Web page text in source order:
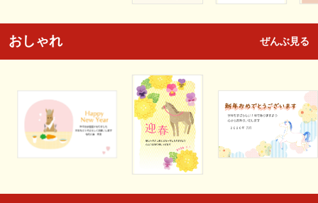
おしゃれ ぜんぶ見る